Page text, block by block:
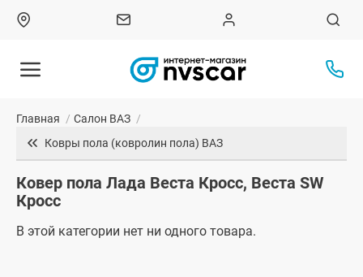
Главная / Салон ВАЗ /
Ковры пола (ковролин пола) ВАЗ
Ковер пола Лада Веста Кросс, Веста SW
Кросс
В этой категории нет ни одного товара.